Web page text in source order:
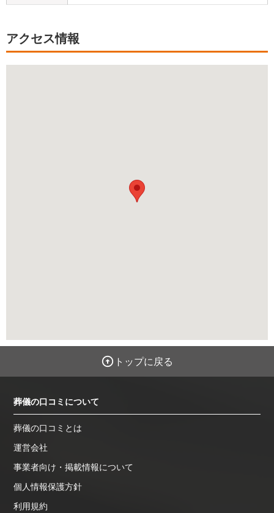
アクセス情報
トップに戻る
葬儀の口コミについて
葬儀の口コミとは
運営会社
事業者向け・掲載情報について
個人情報保護方針
利用規約